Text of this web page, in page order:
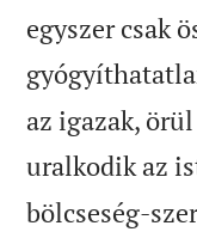
egyszer csak
az igazak,
uralkodik az
bölcseség-